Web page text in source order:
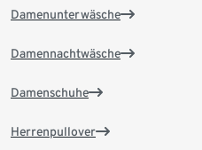
Damenunterwäsche
Damennachtwäsche
Damenschuhe
Herrenpullover